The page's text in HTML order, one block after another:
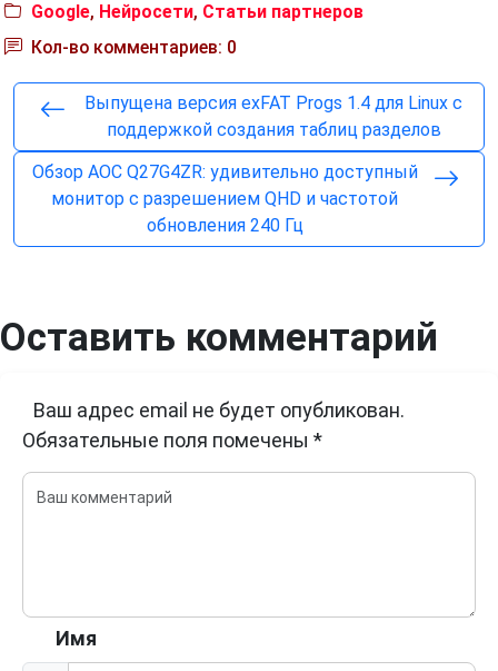
Google, Нейросети, Статьи партнеров
Кол-во комментариев: 0
Выпущена версия exFAT Progs 1.4 для Linux с
поддержкой создания таблиц разделов
Обзор AOC Q27G4ZR: удивительно доступный
монитор с разрешением QHD и частотой
обновления 240 Гц
Оставить комментарий
Ваш адрес email не будет опубликован.
Обязательные поля помечены *
Имя